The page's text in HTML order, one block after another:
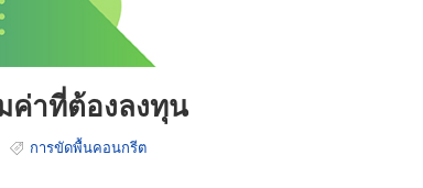
าที่ต้องลงทุน
การขัดพื้นคอนกรีต